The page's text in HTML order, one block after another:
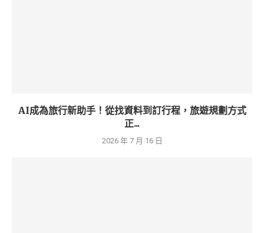
AI成為旅行新助手！從找資料到訂行程，旅遊規劃方式
正...
2026 年 7 月 16 日